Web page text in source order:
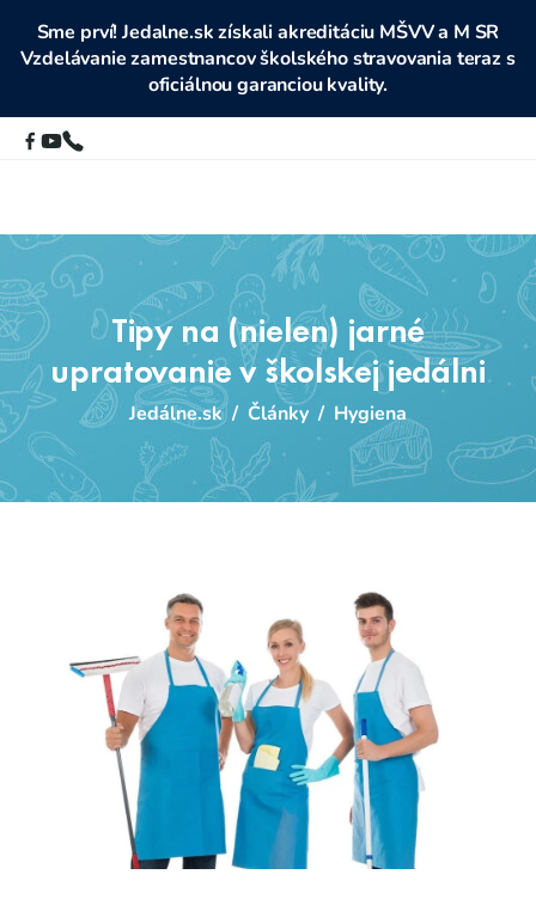
Sme prví! Jedalne.sk získali akreditáciu MŠVV a M SR
Vzdelávanie zamestnancov školského stravovania teraz s
oficiálnou garanciou kvality.
Tipy na (nielen) jarné
upratovanie v školskej jedálni
Jedálne.sk / Články / Hygiena